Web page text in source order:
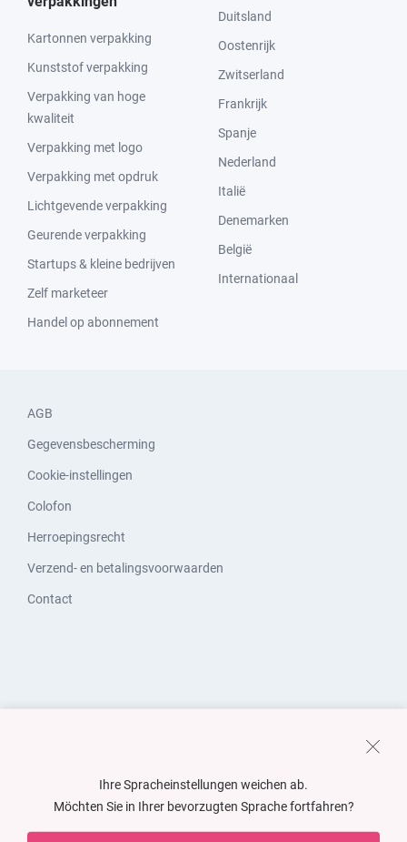
Kartonnen verpakking
Kunststof verpakking
Verpakking van hoge
kwaliteit
Verpakking met logo
Verpakking met opdruk
Lichtgevende verpakking
Geurende verpakking
Startups & kleine bedrijven
Zelf marketeer
Handel op abonnement
Duitsland
Oostenrijk
Zwitserland
Frankrijk
Spanje
Nederland
Italië
Denemarken
België
Internationaal
AGB
Gegevensbescherming
Cookie-instellingen
Colofon
Herroepingsrecht
Verzend- en betalingsvoorwaarden
Contact
Ihre Spracheinstellungen weichen ab.
Möchten Sie in Ihrer bevorzugten Sprache fortfahren?